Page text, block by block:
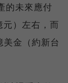
的未來應付
）左右，而
金（約新台